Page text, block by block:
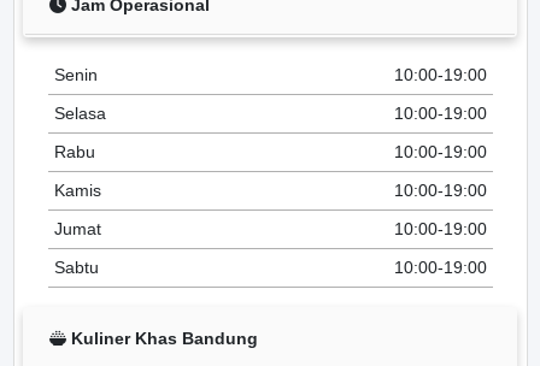
Jam Operasional
Senin
10:00-19:00
Selasa
10:00-19:00
Rabu
10:00-19:00
Kamis
10:00-19:00
Jumat
10:00-19:00
Sabtu
10:00-19:00
Kuliner Khas Bandung